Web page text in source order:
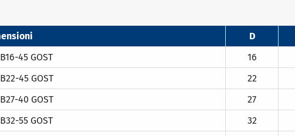
D
45 GOST
16
45 GOST
22
40 GOST
27
55 GOST
32